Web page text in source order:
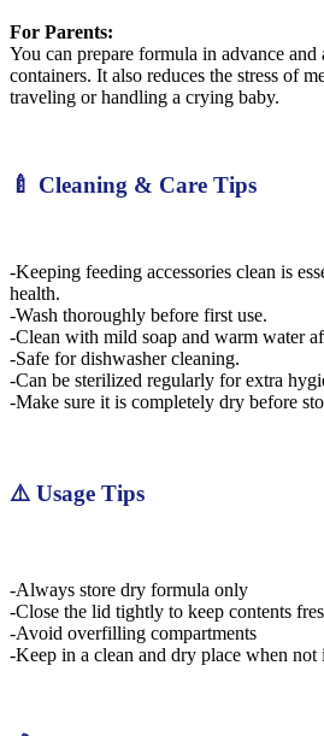
For Parents:
You can prepare formula in advance
containers. It also reduces the stress of
traveling or handling a crying baby.
🍼 Cleaning & Care Tips
-Keeping feeding accessories clean is
health.
-Wash thoroughly before first use.
-Clean with mild soap and warm water
-Safe for dishwasher cleaning.
-Can be sterilized regularly for extra
-Make sure it is completely dry before
⚠️ Usage Tips
-Always store dry formula only
-Close the lid tightly to keep contents
-Avoid overfilling compartments
-Keep in a clean and dry place when not